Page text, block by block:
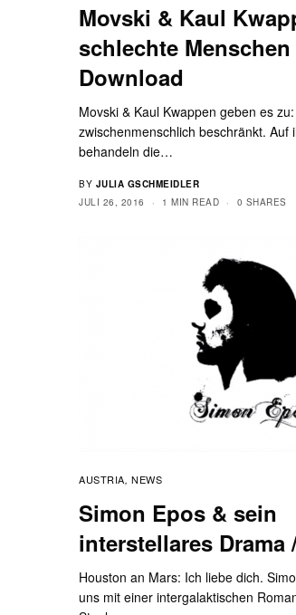
Movski & Kaul
schlechte Menschen
Download
Movski & Kaul Kwappen geben es
zwischenmenschlich beschränkt. Auf
behandeln die…
BY JULIA GSCHMEIDLER
JULI 26, 2016
1 MIN READ 0 SHARES
AUSTRIA, NEWS
Simon Epos & sein
interstellares Drama
Houston an Mars: Ich liebe dich.
uns mit einer intergalaktischen